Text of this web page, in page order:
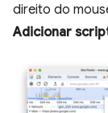
direito do
Adicionar